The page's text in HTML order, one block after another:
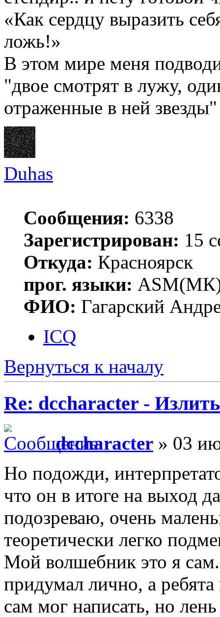
«Как сердцу выразить
ложь!»
В этом мире меня
"двое смотрят в лужу,
отраженные в ней звезды"
Duhas
Сообщения: 6338
Зарегистрирован: 15
Откуда: Красноярск
прог. языки:
ФИО: Гагарский
ICQ
Вернуться к началу
Re: dccharacter -
dccharacter » 03
Но подожди,
что он в итоге на выход
подозреваю, очень
теоретически легко
Мой волшебник это я
придумал лично, а
сам мог написать, но